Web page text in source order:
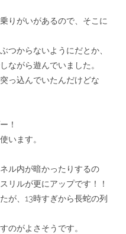
りがいがあるので、 そこに
つからないようにだとか、
ながら遊んでいました。
っ込んでいたんだけどな
！
います。
ル内が暗かったりするの
リルが更にアップです！！
が、 13時すぎから長蛇の列
のがよさそうです。